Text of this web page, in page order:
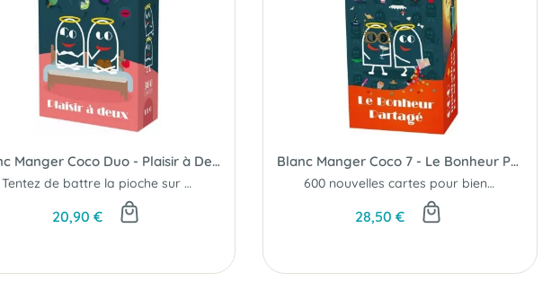
Blanc Manger Coco Duo - Plaisir à Deux
Tentez de battre la pioche sur 10 manches
20,90 €
Blanc Manger Coco 7 - Le Bonheur Partagé
600 nouvelles cartes pour bien délirer !
28,50 €